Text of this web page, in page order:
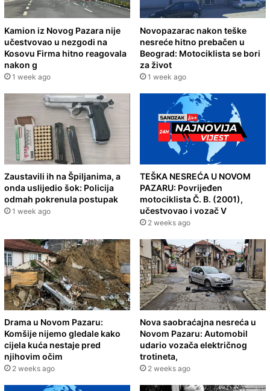
Kamion iz Novog Pazara nije
učestvovao u nezgodi na
Kosovu Firma hitno reagovala
nakon g
1 week ago
Novopazarac nakon teške
nesreće hitno prebačen u
Beograd: Motociklista se bori
za život
1 week ago
Zaustavili ih na Špiljanima, a
onda uslijedio šok: Policija
odmah pokrenula postupak
1 week ago
TEŠKA NESREĆA U NOVOM
PAZARU: Povrijeđen
motociklista Č. B. (2001),
učestvovao i vozač V
2 weeks ago
Drama u Novom Pazaru:
Komšije nijemo gledale kako
cijela kuća nestaje pred
njihovim očim
2 weeks ago
Nova saobraćajna nesreća u
Novom Pazaru: Automobil
udario vozača električnog
trotineta,
2 weeks ago